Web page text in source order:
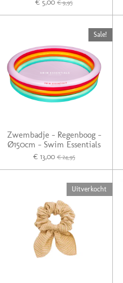
€ 5,00 € 9,95
Sale!
Zwembadje - Regenboog -
Ø150cm - Swim Essentials
€ 13,00 € 24,95
Uitverkocht